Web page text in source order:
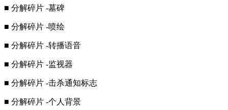
■ 分解碎片 -墓碑
■ 分解碎片 -喷绘
■ 分解碎片 -转播语音
■ 分解碎片 -监视器
■ 分解碎片 -击杀通知标志
■ 分解碎片 -个人背景